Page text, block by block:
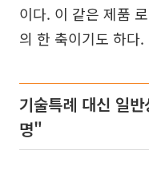
이다. 이 같은 제품
의 한 축이기도 하다.
기술특례 대신 일
명"